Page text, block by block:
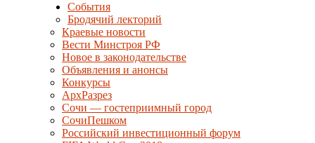
События
Бродячий лекторий
Краевые новости
Вести Минстроя РФ
Новое в законодательстве
Объявления и анонсы
Конкурсы
АрхРазрез
Сочи — гостеприимный город
СочиПешком
Российский инвестиционный форум